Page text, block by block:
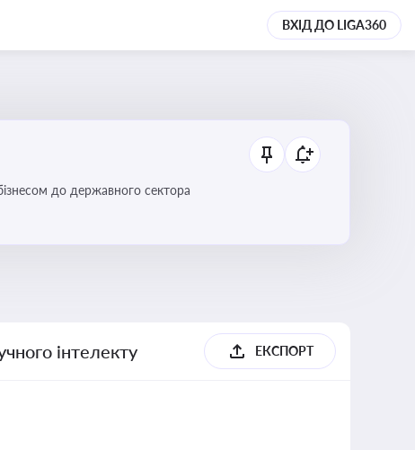
ВХІД ДО LIGA360
до державного сектора
інтелекту ЕКСПОРТ